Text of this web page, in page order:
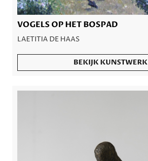
VOGELS OP HET BOSPAD
LAETITIA DE HAAS
BEKIJK KUNSTWERK